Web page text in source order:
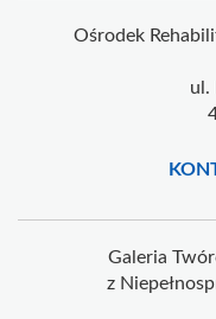
Ośrodek
ul.
Galeria
z